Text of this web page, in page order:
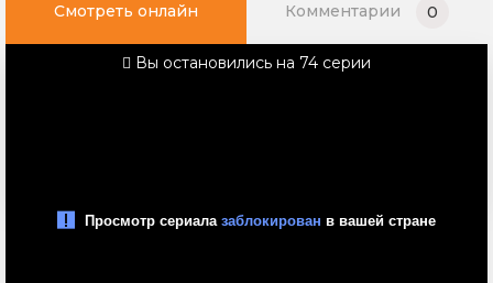
Смотреть онлайн Комментарии 0
Вы остановились на 74 серии